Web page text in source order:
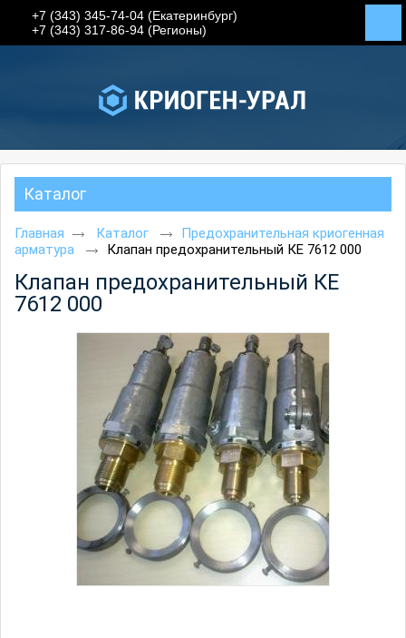
+7 (343) 345-74-04 (Екатеринбург)
+7 (343) 317-86-94 (Регионы)
Каталог
Главная Каталог
Предохранительная криогенная
арматура
Клапан предохранительный КЕ 7612 000
Клапан предохранительный КЕ
7612 000